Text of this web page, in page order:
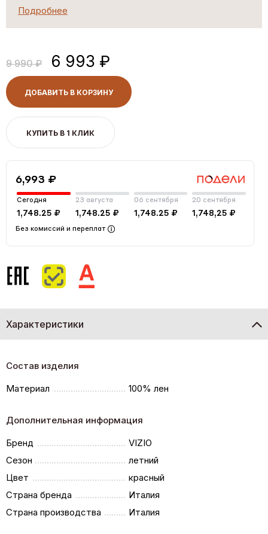
Подробнее
9 990 ₽ 6 993 ₽
ДОБАВИТЬ В КОРЗИНУ
КУПИТЬ В 1 КЛИК
6,993 ₽
Сегодня
1,748.25 ₽
23 августа
1,748.25 ₽
06 сентября
1,748.25 ₽
20 сентября
1,748,25 ₽
Без комиссий и переплат
Характеристики
Состав изделия
Материал
100% лен
Дополнительная информация
Бренд
VIZIO
Сезон
летний
Цвет
красный
Страна бренда
Италия
Страна производства
Италия